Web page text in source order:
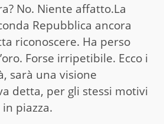
No. Niente affatto.La
Repubblica ancora
riconoscere. Ha perso
Forse irripetibile. Ecco i
sarà una visione
detta, per gli stessi motivi
piazza.